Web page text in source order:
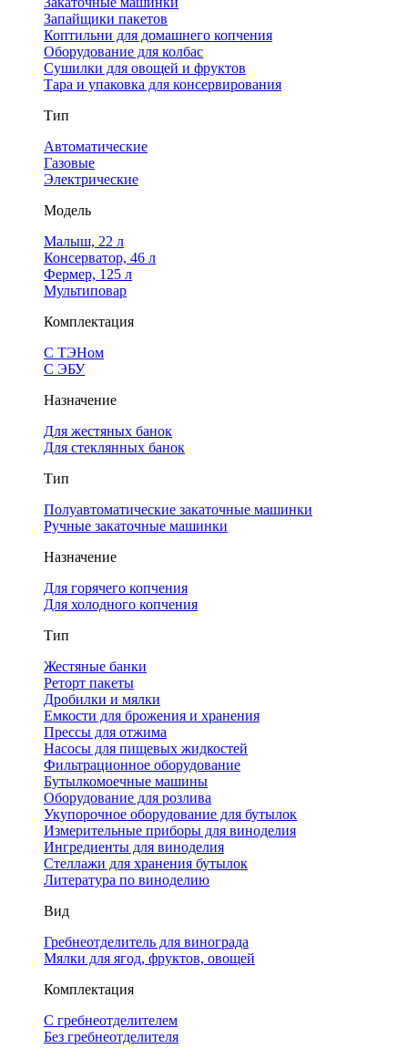
Запайщики пакетов
Коптильни для домашнего копчения
Оборудование для колбас
Сушилки для овощей и фруктов
Тара и упаковка для консервирования
Тип
Автоматические
Газовые
Электрические
Модель
Малыш, 22 л
Консерватор, 46 л
Фермер, 125 л
Мультиповар
Комплектация
С ТЭНом
С ЭБУ
Назначение
Для жестяных банок
Для стеклянных банок
Тип
Полуавтоматические закаточные машинки
Ручные закаточные машинки
Назначение
Для горячего копчения
Для холодного копчения
Тип
Жестяные банки
Реторт пакеты
Дробилки и мялки
Емкости для брожения и хранения
Прессы для отжима
Насосы для пищевых жидкостей
Фильтрационное оборудование
Бутылкомоечные машины
Оборудование для розлива
Укупорочное оборудование для бутылок
Измерительные приборы для виноделия
Ингредиенты для виноделия
Стеллажи для хранения бутылок
Литература по виноделию
Вид
Гребнеотделитель для винограда
Мялки для ягод, фруктов, овощей
Комплектация
С гребнеотделителем
Без гребнеотделителя